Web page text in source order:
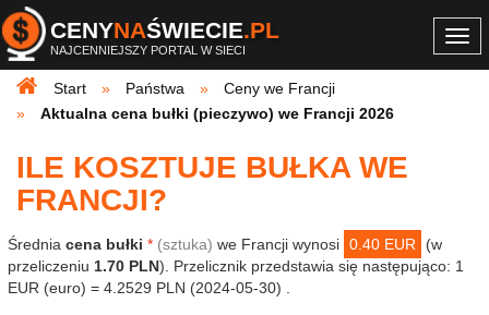
CENYNAŚWIECIE.PL
NAJCENNIEJSZY PORTAL W SIECI
Start
Państwa
Ceny we Francji
Aktualna cena bułki (pieczywo) we Francji 2026
ILE KOSZTUJE BUŁKA WE
FRANCJI?
Średnia cena bułki * (sztuka) we Francji wynosi 0.40 EUR
(w
przeliczeniu 1.70 PLN). Przelicznik przedstawia się następująco: 1
EUR (euro) = 4.2529 PLN (2024-05-30) .